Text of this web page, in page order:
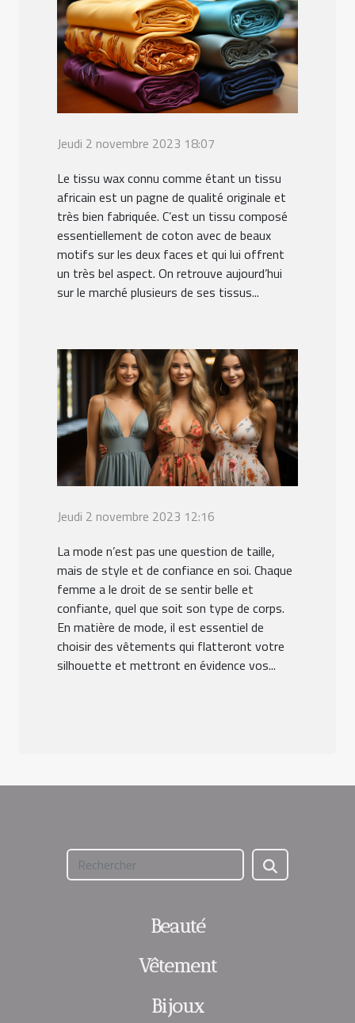
Jeudi 2 novembre 2023 18:07
Le tissu wax connu comme étant un tissu
africain est un pagne de qualité originale et
très bien fabriquée. C’est un tissu composé
essentiellement de coton avec de beaux
motifs sur les deux faces et qui lui offrent
un très bel aspect. On retrouve aujourd’hui
sur le marché plusieurs de ses tissus...
Jeudi 2 novembre 2023 12:16
La mode n’est pas une question de taille,
mais de style et de confiance en soi. Chaque
femme a le droit de se sentir belle et
confiante, quel que soit son type de corps.
En matière de mode, il est essentiel de
choisir des vêtements qui flatteront votre
silhouette et mettront en évidence vos...
Beauté
Vêtement
Bijoux